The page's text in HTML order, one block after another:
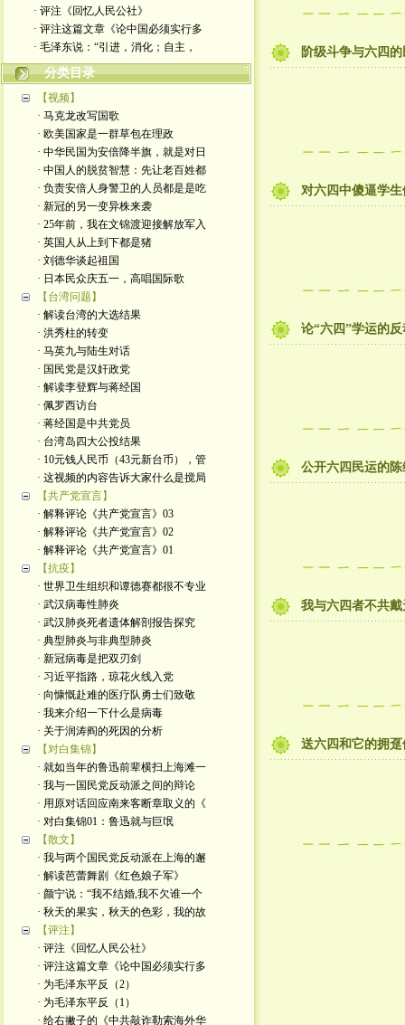
· 评注《回忆人民公社》
· 评注这篇文章《论中国必须实行多
· 毛泽东说：“引进，消化；自主，
分类目录
【视频】
· 马克龙改写国歌
· 欧美国家是一群草包在理政
· 中华民国为安倍降半旗，就是对日
· 中国人的脱贫智慧：先让老百姓都
· 负责安倍人身警卫的人员都是是吃
· 新冠的另一变异株来袭
· 25年前，我在文锦渡迎接解放军入
· 英国人从上到下都是猪
· 刘德华谈起祖国
· 日本民众庆五一，高唱国际歌
【台湾问题】
· 解读台湾的大选结果
· 洪秀柱的转变
· 马英九与陆生对话
· 国民党是汉奸政党
· 解读李登辉与蒋经国
· 佩罗西访台
· 蒋经国是中共党员
· 台湾岛四大公投结果
· 10元钱人民币（43元新台币），管
· 这视频的内容告诉大家什么是搅局
【共产党宣言】
· 解释评论《共产党宣言》03
· 解释评论《共产党宣言》02
· 解释评论《共产党宣言》01
【抗疫】
· 世界卫生组织和谭德赛都很不专业
· 武汉病毒性肺炎
· 武汉肺炎死者遗体解剖报告探究
· 典型肺炎与非典型肺炎
· 新冠病毒是把双刃剑
· 习近平指路，琼花火线入党
· 向慷慨赴难的医疗队勇士们致敬
· 我来介绍一下什么是病毒
· 关于润涛阎的死因的分析
【对白集锦】
· 就如当年的鲁迅前辈横扫上海滩一
· 我与一国民党反动派之间的辩论
· 用原对话回应南来客断章取义的《
· 对白集锦01：鲁迅就与巨氓
【散文】
· 我与两个国民党反动派在上海的邂
· 解读芭蕾舞剧《红色娘子军》
· 颜宁说：“我不结婚,我不欠谁一个
· 秋天的果实，秋天的色彩，我的故
【评注】
· 评注《回忆人民公社》
· 评注这篇文章《论中国必须实行多
· 为毛泽东平反（2）
· 为毛泽东平反（1）
· 给右撇子的《中共敲诈勒索海外华
阶级斗争与六四
对六四中傻逼学
论“六四”学运的
公开六四民运的
我与六四者不共
送六四和它的拥